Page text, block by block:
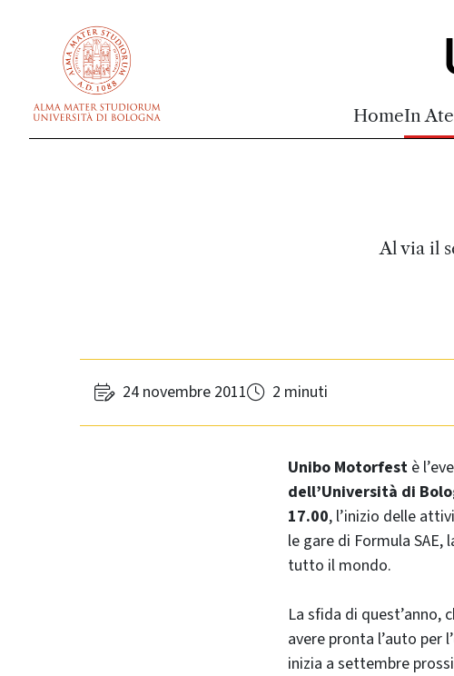
HomeIn
Al via il
24 novembre 2011 2 minuti
Unibo Motorfest è
dell’Università di
17.00, l’inizio delle
le gare di Formula
tutto il mondo.
La sfida di
avere pronta l’auto per
inizia a settembre